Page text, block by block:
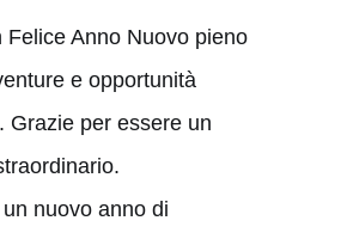
Felice Anno Nuovo pieno
e opportunità
Grazie per essere un
nuovo anno di